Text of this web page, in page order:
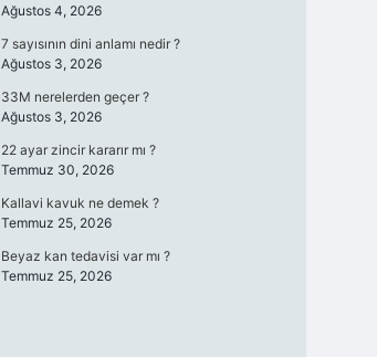
Ağustos 4, 2026
7 sayısının dini anlamı nedir ?
Ağustos 3, 2026
33M nerelerden geçer ?
Ağustos 3, 2026
22 ayar zincir kararır mı ?
Temmuz 30, 2026
Kallavi kavuk ne demek ?
Temmuz 25, 2026
Beyaz kan tedavisi var mı ?
Temmuz 25, 2026